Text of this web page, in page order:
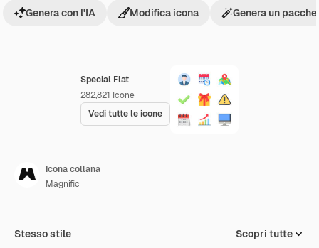
Special Flat
282,821 Icone
Vedi tutte le icone
Genera con l'IA Modifica icona Genera un
Icona collana
Magnific
Stesso stile Scopri tutte